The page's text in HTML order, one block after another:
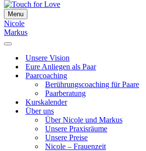
Menu
Navigationsmenü
Nicole
Markus
Navigationsmenü
Unsere Vision
Eure Anliegen als Paar
Paarcoaching
Berührungscoaching für Paare
Paarberatung
Kurskalender
Über uns
Über Nicole und Markus
Unsere Praxisräume
Unsere Preise
Nicole – Frauenzeit